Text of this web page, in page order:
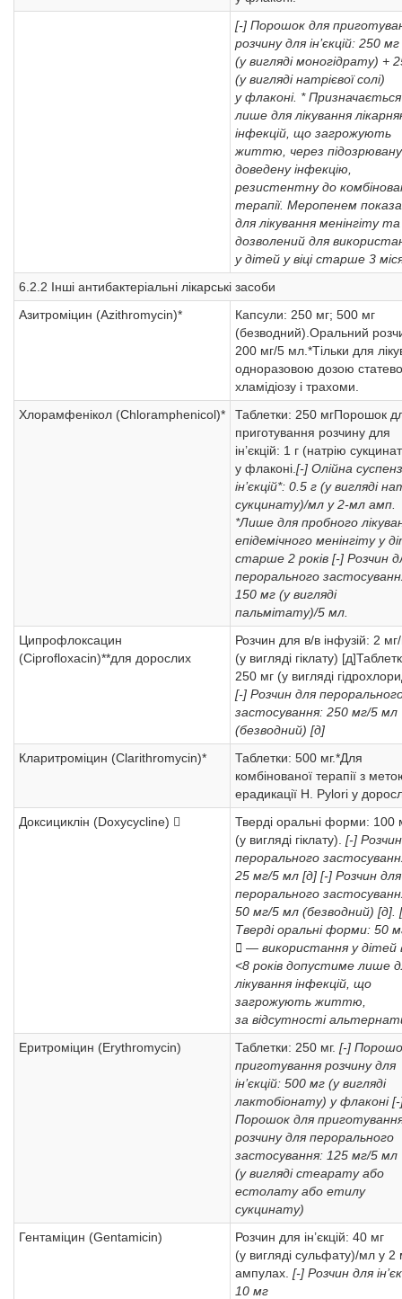
[-] Порошок для
розчину для ін’єкцій: 250 мг
(у вигляді моногідрату) +
(у вигляді натрієвої солі)
у флаконі. * Призначається
лише для лікування
інфекцій, що загрожують
життю, через
доведену інфекцію,
резистентну до
терапії. Меропенем
для лікування менінгіту та
дозволений для
у дітей у віці старше 3
6.2.2 Інші антибактеріальні лікарські засоби
Азитроміцин (Azithromycin)*
Капсули: 250 мг; 500 мг
(безводний).Оральний
200 мг/5 мл.*Тільки для
одноразовою дозою
хламідіозу і трахоми.
Хлорамфенікол (Chloramphenicol)*
Таблетки: 250 мгПорошок
приготування розчину для
ін’єкцій: 1 г (натрію
у флаконі. [-] Олійна
ін’єкцій*: 0.5 г (у вигляді
сукцинату)/мл у 2-мл амп.
*Лише для пробного
епідемічного менінгіту у
старше 2 років [-] Розчин
перорального
150 мг (у вигляді
пальмітату)/5 мл.
Ципрофлоксацин
(Ciprofloxacin)**для дорослих
Розчин для в/в інфузій: 2
(у вигляді гіклату)
250 мг (у вигляді
[-] Розчин для
застосування: 250 мг/5 мл
(безводний) [д]
Кларитроміцин (Clarithromycin)*
Таблетки: 500 мг.*Для
комбінованої терапії з
ерадикації H. Pylori у
Доксициклін (Doxycycline) 
Тверді оральні форми: 100
(у вигляді гіклату). [-]
перорального
25 мг/5 мл [д] [-] Розчин для
перорального
50 мг/5 мл (безводний) [д].
Тверді оральні форми: 50
 — використання у дітей
<8 років допустиме лише
лікування інфекцій, що
загрожують життю,
за відсутності
Еритроміцин (Erythromycin)
Таблетки: 250 мг. [-]
приготування розчину для
ін’єкцій: 500 мг (у вигляді
лактобіонату) у флаконі
Порошок для
розчину для перорального
застосування: 125 мг/5 мл
(у вигляді стеарату або
естолату або етилу
сукцинату)
Гентаміцин (Gentamicin)
Розчин для ін’єкцій: 40 мг
(у вигляді сульфату)/мл у 2
ампулах. [-] Розчин для
10 мг